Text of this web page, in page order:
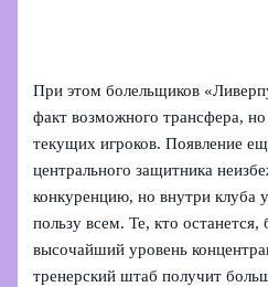
При этом болельщиков
факт возможного трансфера,
текущих игроков. Появление
центрального защитника
конкуренцию, но внутри клуба
пользу всем. Те, кто
высочайший уровень
тренерский штаб получит